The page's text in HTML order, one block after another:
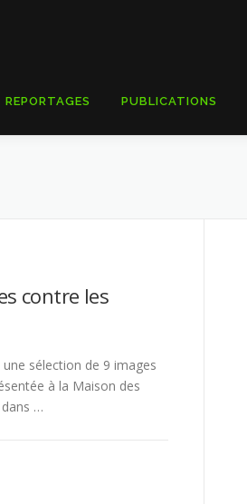
REPORTAGES PUBLICATIONS
contre les
sélection de 9 images
à la Maison des
dans …